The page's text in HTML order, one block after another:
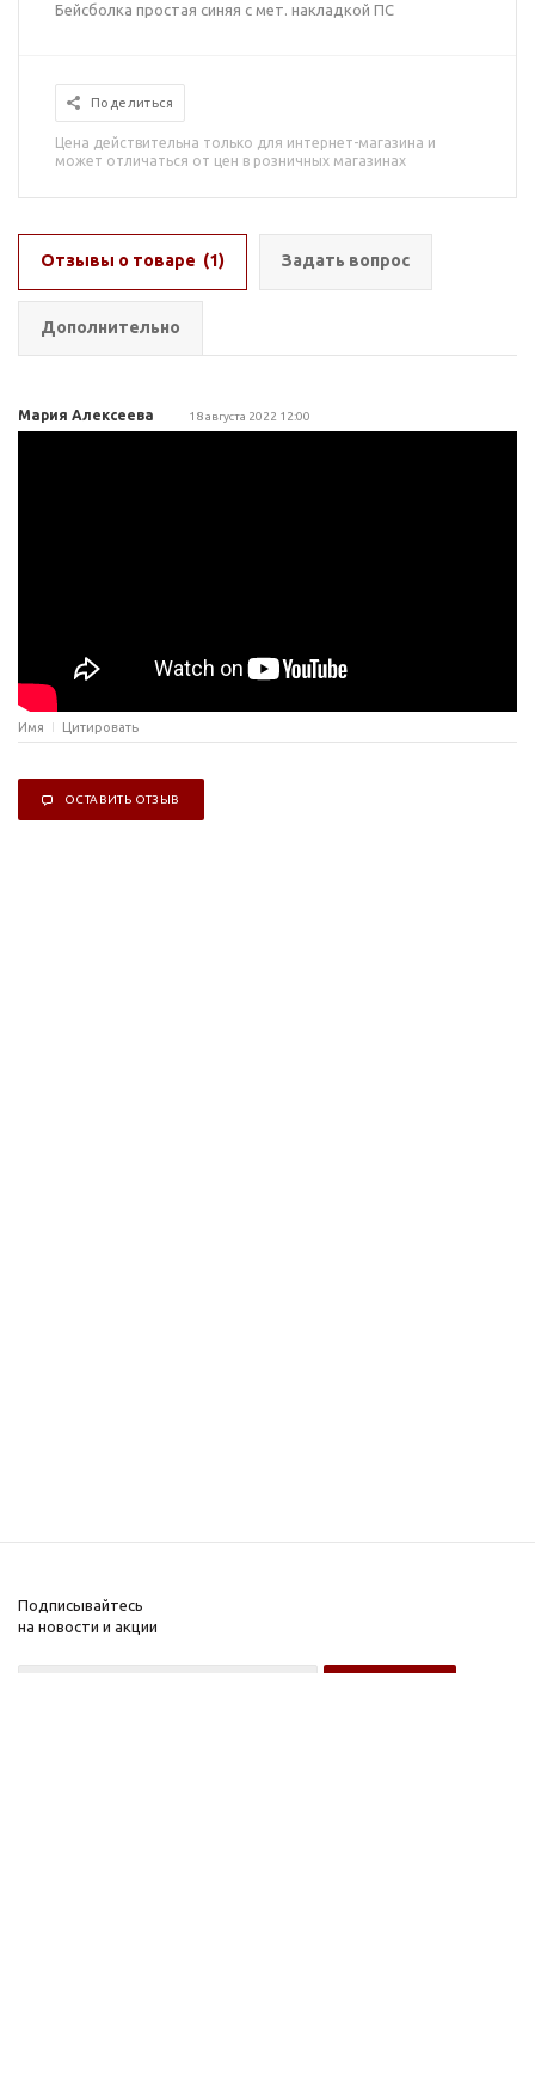
Бейсболка простая синяя с мет. накладкой ПС
Поделиться
Цена действительна только для интернет-магазина и
может отличаться от цен в розничных магазинах
Отзывы о товаре (1) Задать вопрос
Дополнительно
Мария Алексеева 18 августа 2022 12:00
Имя Цитировать
ОСТАВИТЬ ОТЗЫВ
Подписывайтесь
на новости и акции